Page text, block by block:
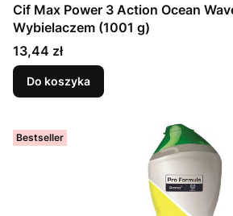
Cif Max Power 3 Action Ocean
Wybielaczem (1001 g)
Cena
13,44 zł
Do koszyka
Bestseller